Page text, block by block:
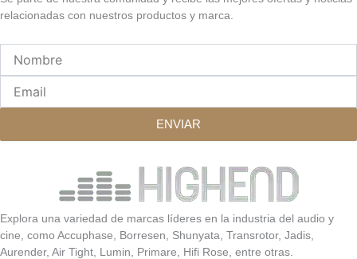
relacionadas con nuestros productos y marca.
ENVIAR
Explora una variedad de marcas líderes en la industria del audio y
cine, como Accuphase, Borresen, Shunyata, Transrotor, Jadis,
Aurender, Air Tight, Lumin, Primare, Hifi Rose, entre otras.